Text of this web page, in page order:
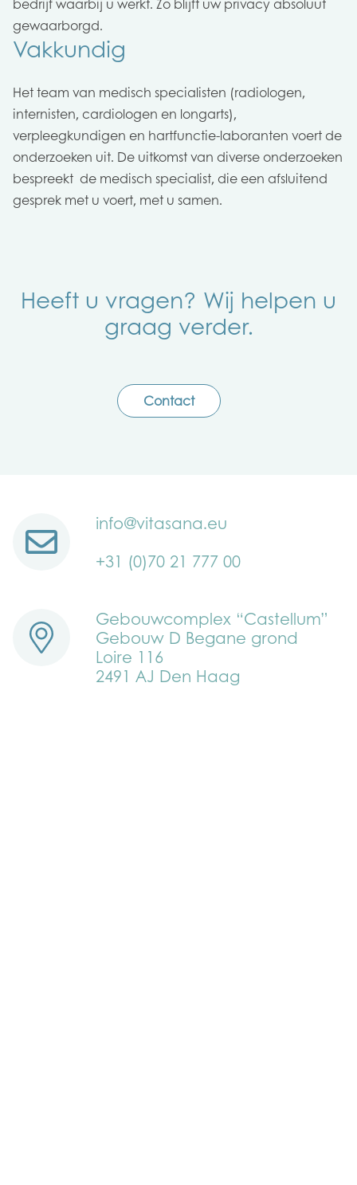
gewaarborgd.
Vakkundig
Het team van medisch specialisten (radiologen,
internisten, cardiologen en longarts),
verpleegkundigen en hartfunctie-laboranten voert de
onderzoeken uit. De uitkomst van diverse onderzoeken
bespreekt de medisch specialist, die een afsluitend
gesprek met u voert, met u samen.
Heeft u vragen? Wij helpen u
graag verder.
Contact
info@vitasana.eu
+31 (0)70 21 777 00
Gebouwcomplex “Castellum”
Gebouw D Begane grond
Loire 116
2491 AJ Den Haag